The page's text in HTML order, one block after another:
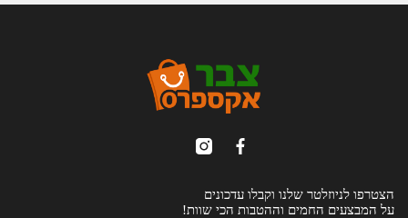
הצטרפו לניוזלטר שלנו וקבלו עדכונים
על המבצעים החמים וההטבות הכי שוות!